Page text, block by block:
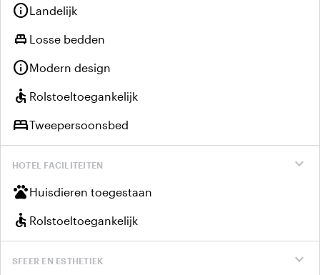
infoLandelijk
single_bed Losse bedden
infoModern design
accessible Rolstoeltoegankelijk
bedTweepersoonsbed
expand_more
HOTEL FACILITEITEN
petsHuisdieren toegestaan
accessible Rolstoeltoegankelijk
expand_more
SFEER EN ESTHETIEK